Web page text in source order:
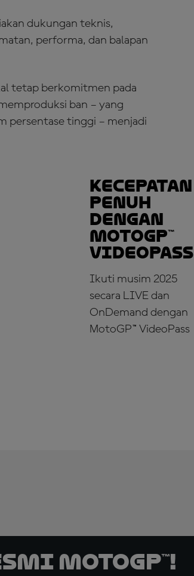
dukungan teknis,
performa, dan balapan
tetap berkomitmen pada
ban – yang
persentase tinggi – menjadi
Kecepatan
Penuh
dengan
MotoGP™
VideoPass
Ikuti musim 2025
secara LIVE dan
OnDemand dengan
MotoGP™ VideoPass
MotoGP™!